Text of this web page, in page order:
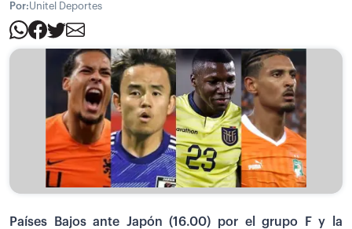
Por:Unitel Deportes
Países Bajos ante Japón (16.00) por el grupo F y la